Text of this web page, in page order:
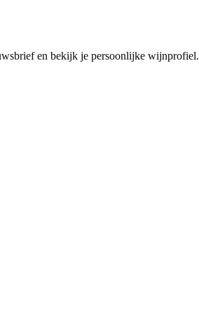
en bekijk je persoonlijke wijnprofiel.